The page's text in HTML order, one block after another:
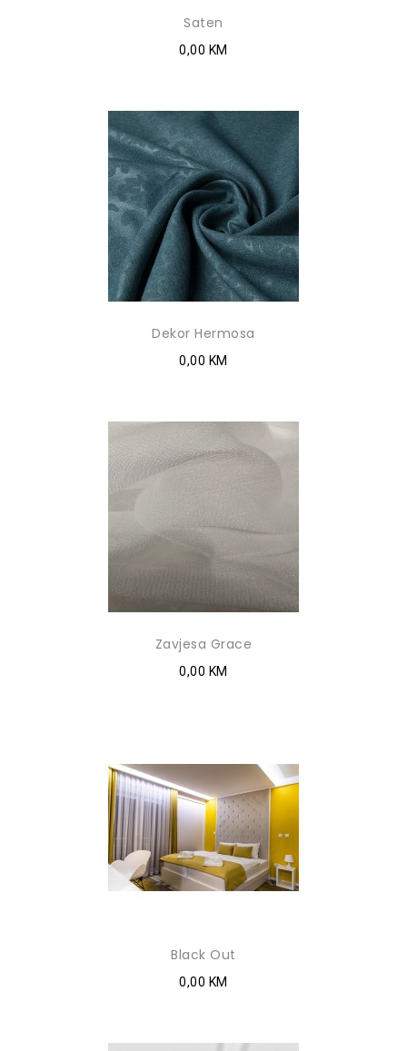
Saten
0,00 KM
Dekor Hermosa
0,00 KM
Zavjesa Grace
0,00 KM
Black Out
0,00 KM